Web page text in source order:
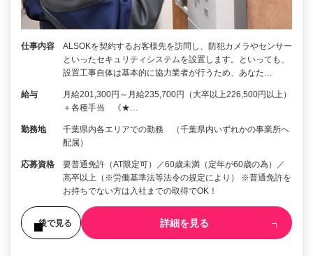
仕事内容
ALSOKを契約するお客様先を訪問し、防犯カメラやセンサー
といったセキュリティシステムを設置します。といっても、
設置工事自体は基本的に協力業者が行うため、あなた…
給与
月給201,300円～月給235,700円（大卒以上226,500円以上）
＋各種手当 《★…
勤務地
千葉県内各エリアでの勤務 （千葉県内いずれかの事業所へ
配属）
応募資格
要普通免許（AT限定可）／60歳未満（定年が60歳の為）／
高卒以上（※労働基準法等法令の規定により） ※普通免許を
お持ちでない方は入社までの取得でOK！
後で見る 詳細を見る